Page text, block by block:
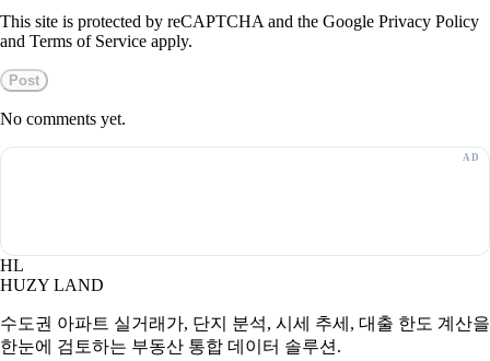
This site is protected by reCAPTCHA and the Google Privacy Policy
and Terms of Service apply.
Post
No comments yet.
HL
HUZY LAND
수도권 아파트 실거래가, 단지 분석, 시세 추세, 대출 한도 계산을
한눈에 검토하는 부동산 통합 데이터 솔루션.